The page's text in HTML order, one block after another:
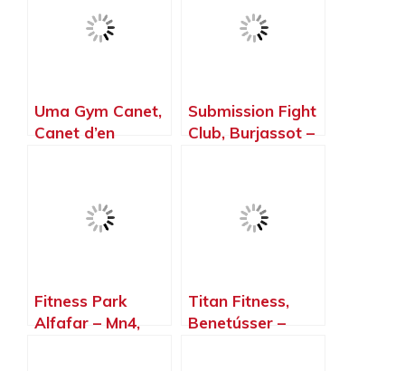
Uma Gym Canet,
Canet d’en
Submission Fight
Club, Burjassot –
Fitness Park
Alfafar – Mn4,
Titan Fitness,
Benetússer –